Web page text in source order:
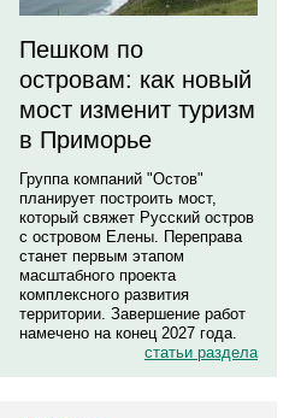
Пешком по
островам: как новый
мост изменит туризм
в Приморье
Группа компаний "Остов"
планирует построить мост,
который свяжет Русский остров
с островом Елены. Переправа
станет первым этапом
масштабного проекта
комплексного развития
территории. Завершение работ
намечено на конец 2027 года.
статьи раздела